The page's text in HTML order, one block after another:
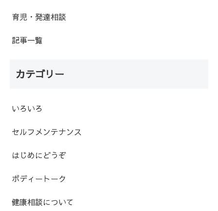
育児・発達相談
記事一覧
カテゴリー
いろいろ
セルフメンテナンス
はじめにどうぞ
ボディートーク
健康相談について